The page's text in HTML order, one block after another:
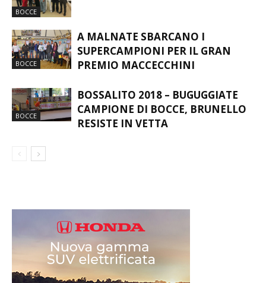
BOCCE
BOCCE
A MALNATE SBARCANO I
SUPERCAMPIONI PER IL GRAN
PREMIO MACCECCHINI
BOCCE
BOSSALITO 2018 – BUGUGGIATE
CAMPIONE DI BOCCE, BRUNELLO
RESISTE IN VETTA